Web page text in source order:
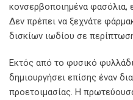
κονσερβοποιημένα φασόλια,
Δεν πρέπει να ξεχνάτε
δισκίων ιωδίου σε
Εκτός από το φυσικό
δημιουργήσει επίσης έναν
προετοιμασίας. Η